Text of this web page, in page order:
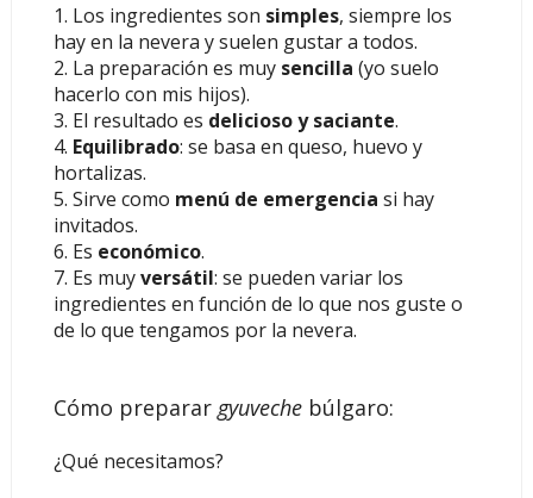
1. Los ingredientes son simples, siempre los
hay en la nevera y suelen gustar a todos.
2. La preparación es muy sencilla (yo suelo
hacerlo con mis hijos).
3. El resultado es delicioso y saciante.
4. Equilibrado: se basa en queso, huevo y
hortalizas.
5. Sirve como menú de emergencia si hay
invitados.
6. Es económico.
7. Es muyversátil: se pueden variar los
ingredientes en función de lo que nos guste o
de lo que tengamos por la nevera.
Cómo preparar gyuveche búlgaro:
¿Qué necesitamos?